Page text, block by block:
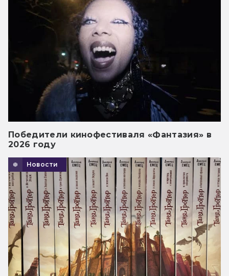
Победители кинофестиваля «Фантазия» в
2026 году
Новости